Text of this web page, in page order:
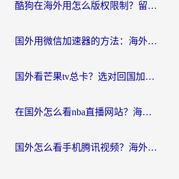
酷狗在海外用怎么版权限制？留学生亲测：3步解决听国内音乐难题
国外用微信加速器的方法：海外党无缝连接国内生活的实用指南
国外看芒果tv总卡？选对回国加速器，轻松追《浪姐》不费劲
在国外怎么看nba直播网站？海外党专属体育观赛指南，告别地区限制！
国外怎么看手机腾讯视频？海外党亲测有效的追剧加速器选择指南